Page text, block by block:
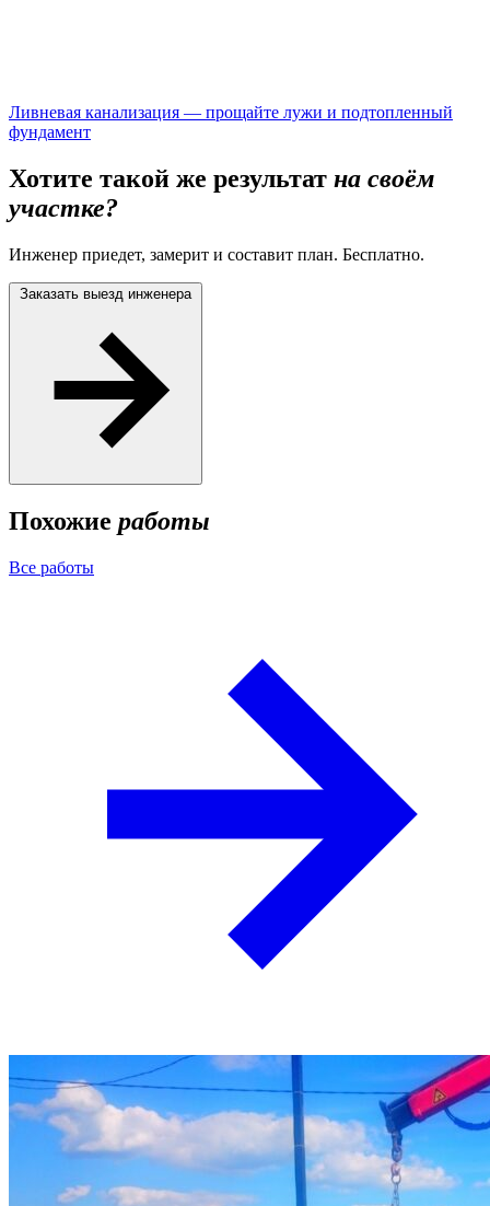
Ливневая канализация — прощайте лужи и подтопленный
фундамент
Хотите такой же результат на своём
участке?
Инженер приедет, замерит и составит план. Бесплатно.
Заказать выезд инженера
Похожие работы
Все работы